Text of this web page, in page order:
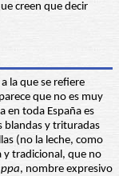
creen que decir
la que se refiere
que no es muy
en toda España es
blandas y trituradas
(no la leche, como
y tradicional, que no
, nombre expresivo